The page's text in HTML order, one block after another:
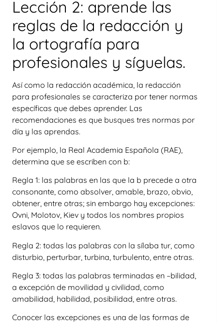
Lección 2: aprende las
reglas de la redacción y
la ortografía para
profesionales y síguelas.
Así como la redacción académica, la redacción
para profesionales se caracteriza por tener normas
específicas que debes aprender. Las
recomendaciones es que busques tres normas por
día y las aprendas.
Por ejemplo, la Real Academia Española (RAE),
determina que se escriben con b:
Regla 1: las palabras en las que la b precede a otra
consonante, como absolver, amable, brazo, obvio,
obtener, entre otras; sin embargo hay excepciones:
Ovni, Molotov, Kiev y todos los nombres propios
eslavos que lo requieren.
Regla 2: todas las palabras con la sílaba tur, como
disturbio, perturbar, turbina, turbulento, entre otras.
Regla 3: todas las palabras terminadas en –bilidad,
a excepción de movilidad y civilidad, como
amabilidad, habilidad, posibilidad, entre otras.
Conocer las excepciones es una de las formas de